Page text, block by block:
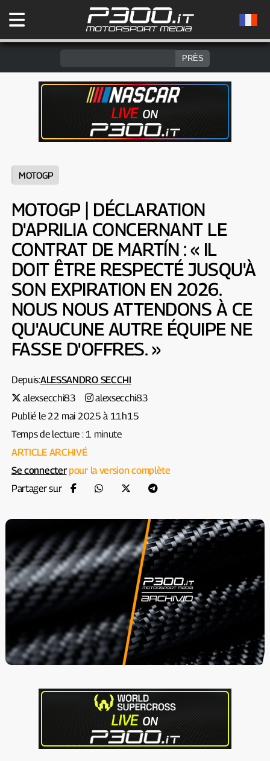
MOTOGP
MOTOGP | DÉCLARATION
D'APRILIA CONCERNANT LE
CONTRAT DE MARTÍN : « IL
DOIT ÊTRE RESPECTÉ JUSQU'À
SON EXPIRATION EN 2026.
NOUS NOUS ATTENDONS À CE
QU'AUCUNE AUTRE ÉQUIPE NE
FASSE D'OFFRES. »
Depuis:ALESSANDRO SECCHI
alexsecchi83
alexsecchi83
Publié le 22 mai 2025 à 11h15
Temps de lecture : 1 minute
ARTICLE ARCHIVÉ
Se connecterpour la version complète
Partager sur